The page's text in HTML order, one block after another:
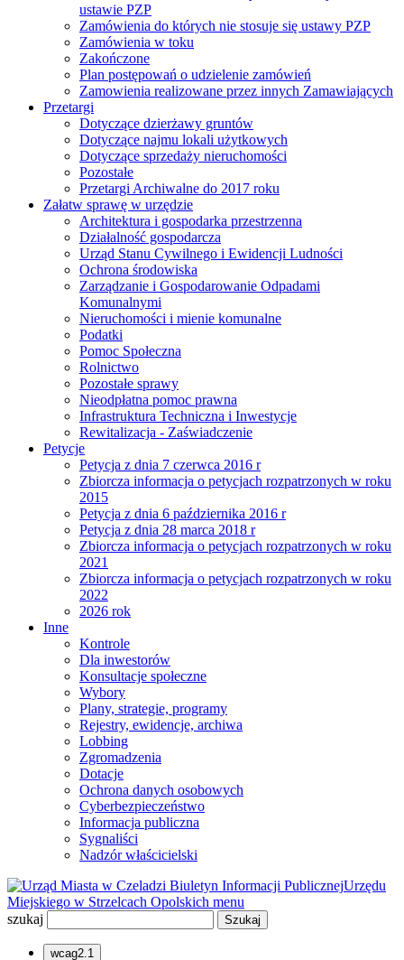
ustawie PZP
Zamówienia do których nie stosuje się ustawy PZP
Zamówienia w toku
Zakończone
Plan postępowań o udzielenie zamówień
Zamowienia realizowane przez innych Zamawiających
Przetargi
Dotyczące dzierżawy gruntów
Dotyczące najmu lokali użytkowych
Dotyczące sprzedaży nieruchomości
Pozostałe
Przetargi Archiwalne do 2017 roku
Załatw sprawę w urzędzie
Architektura i gospodarka przestrzenna
Działalność gospodarcza
Urząd Stanu Cywilnego i Ewidencji Ludności
Ochrona środowiska
Zarządzanie i Gospodarowanie Odpadami
Komunalnymi
Nieruchomości i mienie komunalne
Podatki
Pomoc Społeczna
Rolnictwo
Pozostałe sprawy
Nieodpłatna pomoc prawna
Infrastruktura Techniczna i Inwestycje
Rewitalizacja - Zaświadczenie
Petycje
Petycja z dnia 7 czerwca 2016 r
Zbiorcza informacja o petycjach rozpatrzonych w roku
2015
Petycja z dnia 6 października 2016 r
Petycja z dnia 28 marca 2018 r
Zbiorcza informacja o petycjach rozpatrzonych w roku
2021
Zbiorcza informacja o petycjach rozpatrzonych w roku
2022
2026 rok
Inne
Kontrole
Dla inwestorów
Konsultacje społeczne
Wybory
Plany, strategie, programy
Rejestry, ewidencje, archiwa
Lobbing
Zgromadzenia
Dotacje
Ochrona danych osobowych
Cyberbezpieczeństwo
Informacja publiczna
Sygnaliści
Nadzór właścicielski
Biuletyn Informacji PublicznejUrzędu
Miejskiego w Strzelcach Opolskich menu
szukaj
wcag2.1